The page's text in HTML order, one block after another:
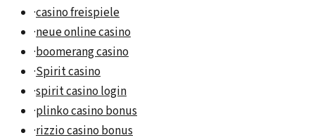
·casino freispiele
·neue online casino
·boomerang casino
·Spirit casino
·spirit casino login
·plinko casino bonus
·rizzio casino bonus